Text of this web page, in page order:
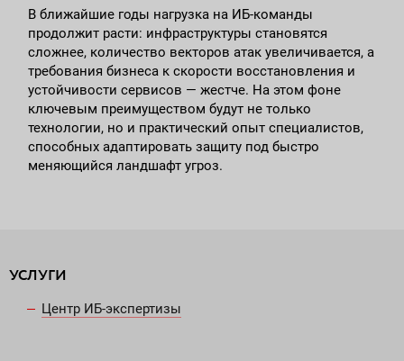
В ближайшие годы нагрузка на ИБ-команды
продолжит расти: инфраструктуры становятся
сложнее, количество векторов атак увеличивается, а
требования бизнеса к скорости восстановления и
устойчивости сервисов — жестче. На этом фоне
ключевым преимуществом будут не только
технологии, но и практический опыт специалистов,
способных адаптировать защиту под быстро
меняющийся ландшафт угроз.
УСЛУГИ
Центр ИБ-экспертизы